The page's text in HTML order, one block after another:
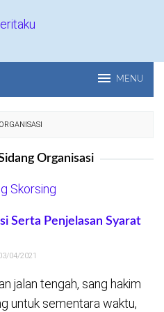
MENU
Organisasi
Serta Penjelasan Syarat
04/2021
jalan tengah, sang hakim
untuk sementara waktu,